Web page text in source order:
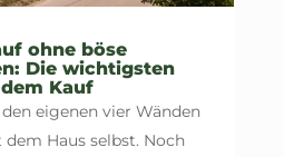
ohne böse
Die wichtigsten
Kauf
eigenen vier Wänden
Haus selbst. Noch